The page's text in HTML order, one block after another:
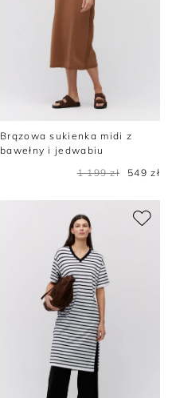
Brązowa sukienka midi z
bawełny i jedwabiu
1 199 zł
549 zł